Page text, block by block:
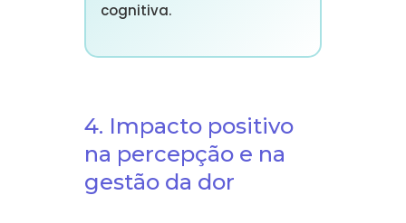
cognitiva.
4. Impacto positivo
na percepção e na
gestão da dor